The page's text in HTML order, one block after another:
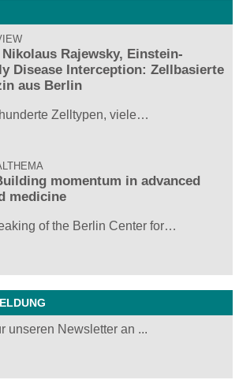
Rajewsky, Einstein-
Disease Interception: Zellbasierte
aus Berlin
Zelltypen, viele…
momentum in advanced
medicine
of the Berlin Center for…
unseren Newsletter an ...